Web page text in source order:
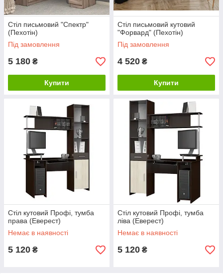
Стіл письмовий "Спектр"
(Пехотін)
Під замовлення
5 180 ₴
Купити
Стіл письмовий кутовий
"Форвард" (Пехотін)
Під замовлення
4 520 ₴
Купити
Стіл кутовий Профі, тумба
права (Еверест)
Немає в наявності
5 120 ₴
Стіл кутовий Профі, тумба
ліва (Еверест)
Немає в наявності
5 120 ₴